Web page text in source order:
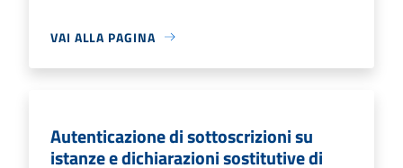
VAI ALLA PAGINA
Autenticazione di sottoscrizioni su
istanze e dichiarazioni sostitutive di